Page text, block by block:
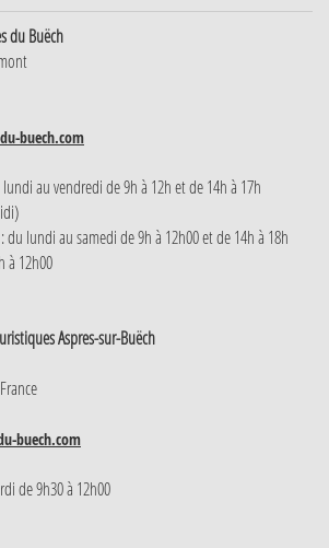
du Buëch
buech.com
au vendredi de 9h à 12h et de 14h à 17h
lundi au samedi de 9h à 12h00 et de 14h à 18h
à 12h00
Aspres-sur-Buëch
buech.com
de 9h30 à 12h00